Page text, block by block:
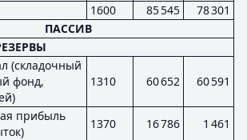
1600 85 545
78 301
ПАССИВ
(складочный
фонд,
1310 60 652 60 591
прибыль
1370 16 786
1 461